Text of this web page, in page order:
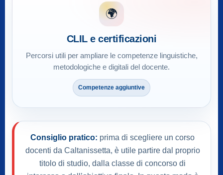
🌍
CLIL e certificazioni
Percorsi utili per ampliare le competenze linguistiche,
metodologiche e digitali del docente.
Competenze aggiuntive
Consiglio pratico: prima di scegliere un corso
docenti da Caltanissetta, è utile partire dal proprio
titolo di studio, dalla classe di concorso di